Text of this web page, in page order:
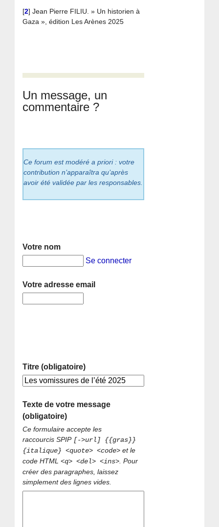
[2]Jean Pierre FILIU. » Un historien à
Gaza », édition Les Arènes 2025
Un message, un
commentaire ?
Ce forum est modéré a priori : votre
contribution n’apparaîtra qu’après
avoir été validée par les responsables.
Votre nom
Se connecter
Votre adresse email
Titre (obligatoire)
Texte de votre message
(obligatoire)
Ce formulaire accepte les
raccourcis SPIP [->url] {{gras}}
{italique} <quote> <code> et le
code HTML<q> <del> <ins> . Pour
créer des paragraphes, laissez
simplement des lignes vides.